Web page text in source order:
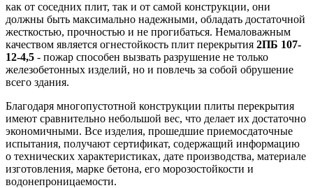
как от соседних плит, так и от самой конструкции, они
должны быть максимально надежными, обладать достаточной
жесткостью, прочностью и не прогибаться. Немаловажным
качеством является огнестойкость плит перекрытия 2ПБ 107-
12-4,5 - пожар способен вызвать разрушение не только
железобетонных изделий, но и повлечь за собой обрушение
всего здания.
Благодаря многопустотной конструкции плиты перекрытия
имеют сравнительно небольшой вес, что делает их достаточно
экономичными. Все изделия, прошедшие приемосдаточные
испытания, получают сертификат, содержащий информацию
о технических характеристиках, дате производства, материале
изготовления, марке бетона, его морозостойкости и
водонепроницаемости.